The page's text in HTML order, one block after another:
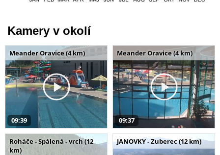
Kamery v okolí
Meander Oravice (4 km)
09:39
Meander Oravice (4 km)
09:37
Roháče - Spálená - vrch (12
km)
JANOVKY - Zuberec (12 km)